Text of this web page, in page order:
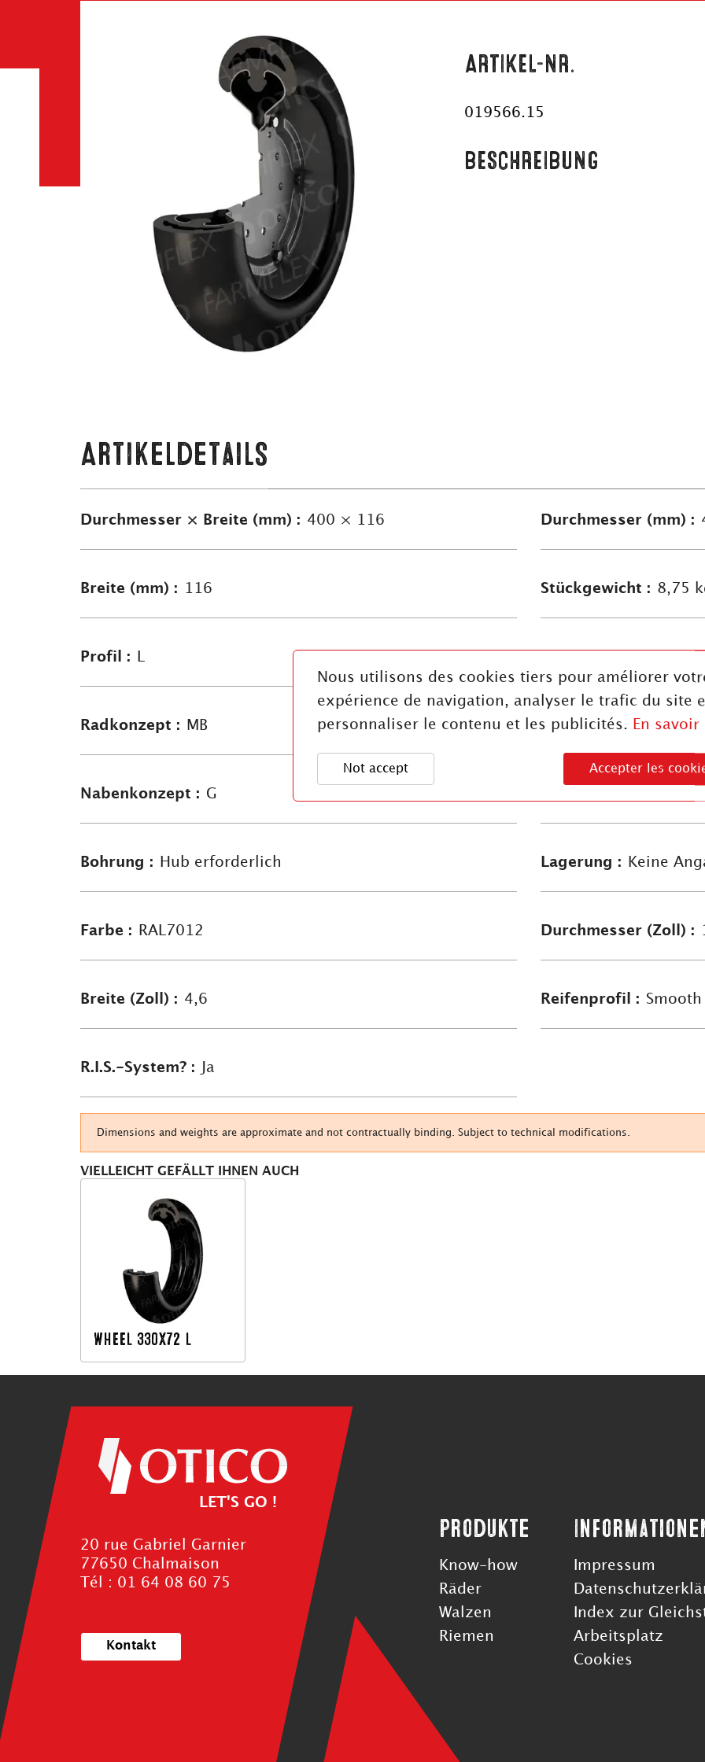
ARTIKEL-NR.
019566.15
BESCHREIBUNG
Artikeldetails
Durchmesser × Breite (mm) : 400 × 116 Durchmesser (mm) :
Breite (mm) : 116 Stückgewicht : 8,75
Profil :
Radkonzept : MB Felgenkonzept :
Nabenkonzept : G
Bohrung : Hub erforderlich Lagerung : Keine
Farbe : RAL7012 Durchmesser (Zoll) :
Breite (Zoll) : 4,6 Reifenprofil : Smooth
R.I.S.-System? : Ja
Dimensions and weights are approximate and not contractually binding. Subject to technical modifications.
VIELLEICHT GEFÄLLT IHNEN AUCH
WHEEL 330X72 L
LET'S GO !
20 rue Gabriel Garnier
77650 Chalmaison
Tél : 01 64 08 60 75
Kontakt
Produkte
Know-how
Räder
Walzen
Riemen
Impressum
Index zur
Arbeitsplatz
Cookies
Nous utilisons des cookies tiers pour améliorer
expérience de navigation, analyser le trafic du site
personnaliser le contenu et les publicités. En savoir
Accepter les
Not accept